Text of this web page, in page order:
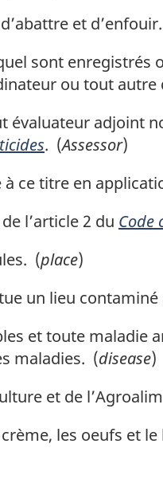
et
sont enregistrés
ou tout
évaluateur adjoint
. (Assessor)
ce titre en
l’article 2 du Code
(place)
un lieu
et toute maladie
maladies. (disease)
et de
les oeufs et